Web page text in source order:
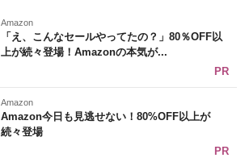
Amazon
「え、こんなセールやってたの？」80％OFF以
上が続々登場！Amazonの本気が...
PR
Amazon
Amazon今日も見逃せない！80%OFF以上が
続々登場
PR